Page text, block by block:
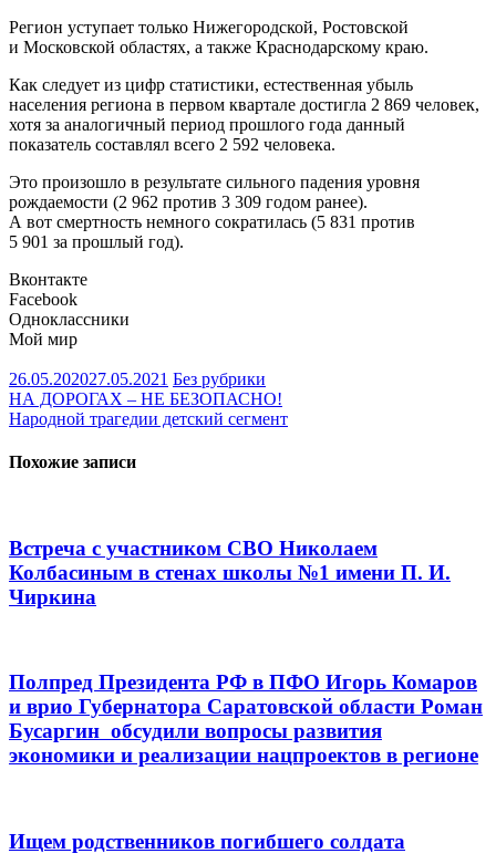
Регион уступает только Нижегородской, Ростовской
и Московской областях, а также Краснодарскому краю.
Как следует из цифр статистики, естественная убыль
населения региона в первом квартале достигла 2 869 человек,
хотя за аналогичный период прошлого года данный
показатель составлял всего 2 592 человека.
Это произошло в результате сильного падения уровня
рождаемости (2 962 против 3 309 годом ранее).
А вот смертность немного сократилась (5 831 против
5 901 за прошлый год).
Вконтакте
Facebook
Одноклассники
Мой мир
26.05.202027.05.2021 Без рубрики
Навигация
по
записям
НА ДОРОГАХ – НЕ БЕЗОПАСНО!
Народной трагедии детский сегмент
Похожие записи
Встреча с участником СВО Николаем
Колбасиным в стенах школы №1 имени П. И.
Чиркина
Полпред Президента РФ в ПФО Игорь Комаров
и врио Губернатора Саратовской области Роман
Бусаргин обсудили вопросы развития
экономики и реализации нацпроектов в регионе
Ищем родственников погибшего солдата